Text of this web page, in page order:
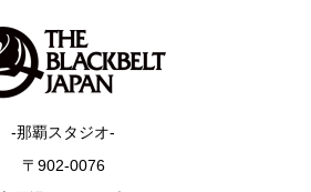
-那覇スタジオ-
〒902-0076